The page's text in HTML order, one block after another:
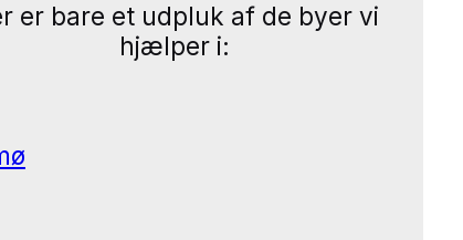
er bare et udpluk af de byer vi
hjælper i: